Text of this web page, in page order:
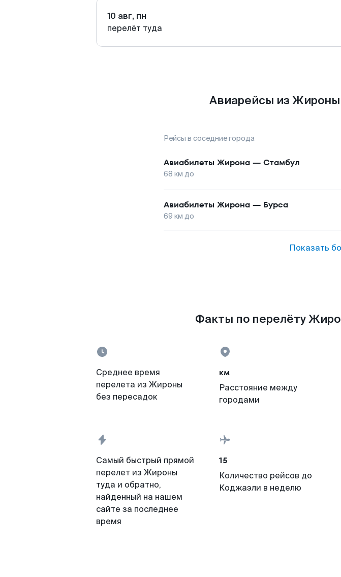
10 авг, пн
перелёт туда
Авиарейсы из
Рейсы в соседние города
Авиабилеты Жирона — Стамбул
68 км до
Авиабилеты Жирона — Бурса
69 км до
Показать
Факты по перелёту
Среднее время
перелета из Жироны
без пересадок
км
Расстояние между
городами
Самый быстрый прямой
перелет из Жироны
туда и обратно,
найденный на нашем
сайте за последнее
время
15
Количество рейсов до
Коджаэли в неделю